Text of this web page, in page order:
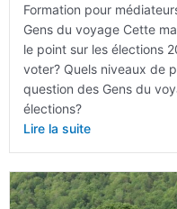
Formation pour
Gens du voyage Cette
le point sur les élections
voter? Quels niveaux de
question des Gens du
élections?
Lire la suite